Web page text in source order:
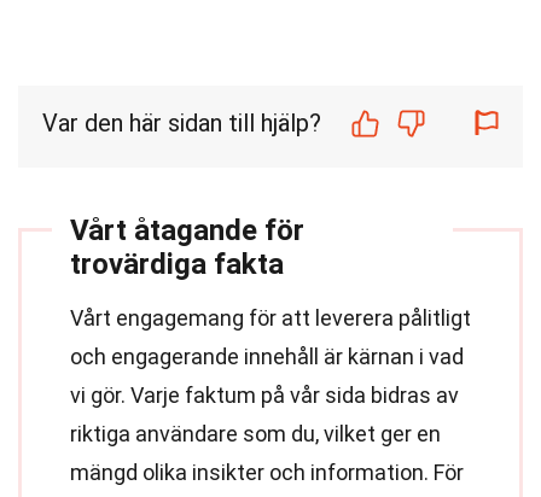
Var den här sidan till hjälp?
Vårt åtagande för
trovärdiga fakta
Vårt engagemang för att leverera pålitligt
och engagerande innehåll är kärnan i vad
vi gör. Varje faktum på vår sida bidras av
riktiga användare som du, vilket ger en
mängd olika insikter och information. För